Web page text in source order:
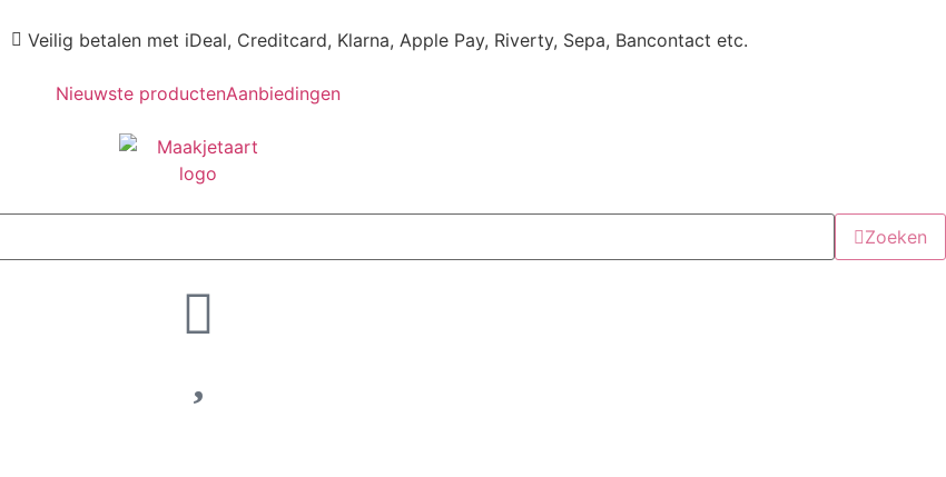
Veilig betalen met iDeal, Creditcard, Klarna, Apple Pay, Riverty, Sepa, Bancontact etc.
Nieuwste productenAanbiedingen
Zoeken